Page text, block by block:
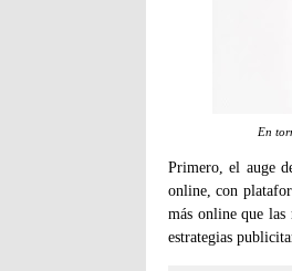
En
Primero, el auge
online, con
más online que las
estrategias